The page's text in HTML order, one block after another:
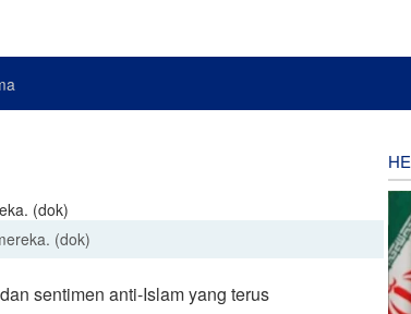
(dok)
sentimen anti-Islam yang terus